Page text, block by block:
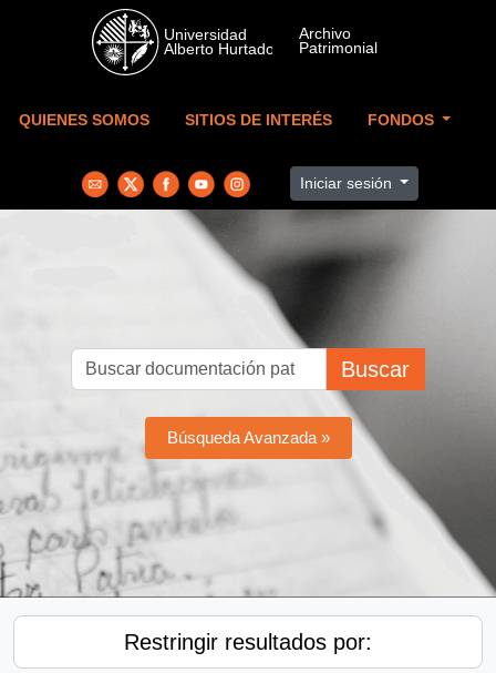
Skip to main content
QUIENES SOMOS SITIOS DE INTERÉS FONDOS
Iniciar sesión
Buscar
Búsqueda Avanzada »
Restringir resultados por: